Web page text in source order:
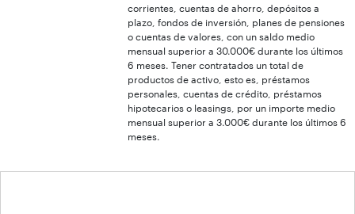
corrientes, cuentas de ahorro, depósitos a
plazo, fondos de inversión, planes de pensiones
o cuentas de valores, con un saldo medio
mensual superior a 30.000€ durante los últimos
6 meses. Tener contratados un total de
productos de activo, esto es, préstamos
personales, cuentas de crédito, préstamos
hipotecarios o leasings, por un importe medio
mensual superior a 3.000€ durante los últimos 6
meses.